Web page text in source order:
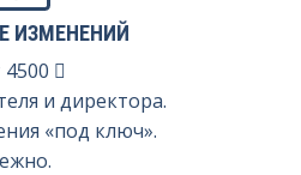
ИЗМЕНЕНИЙ
4500
и директора.
«под ключ».